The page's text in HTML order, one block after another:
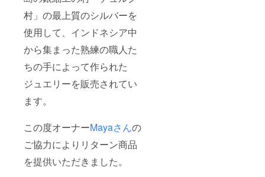
村」の最上質のシルバーを
使用して、インドネシア中
から集まった熟練の職人た
ちの手によって作られた
ジュエリーを販売されてい
ます。
この度オーナーMayaさんの
ご協力によりリターン商品
を提供いただきました。